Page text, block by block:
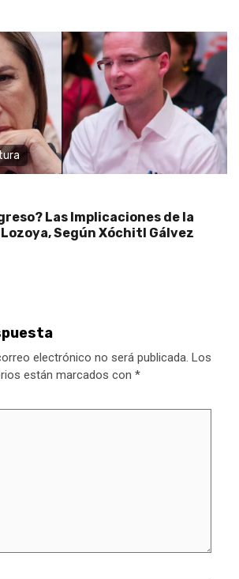
Las Implicaciones de la
Según Xóchitl Gálvez
electrónico no será publicada. Los
están marcados con *